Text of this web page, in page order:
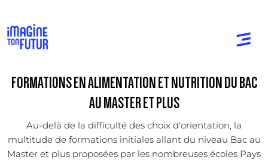
FORMATIONS EN ALIMENTATION ET NUTRITION DU BAC
AU MASTER ET PLUS
Au-delà de la difficulté des choix d'orientation, la
multitude de formations initiales allant du niveau Bac au
Master et plus proposées par les nombreuses écoles Pays